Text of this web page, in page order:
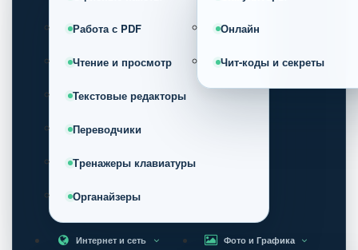
Работа с PDF
Чтение и просмотр
Текстовые редакторы
Переводчики
Тренажеры клавиатуры
Органайзеры
Онлайн
Чит-коды и секреты
Интернет и сеть Фото и Графика